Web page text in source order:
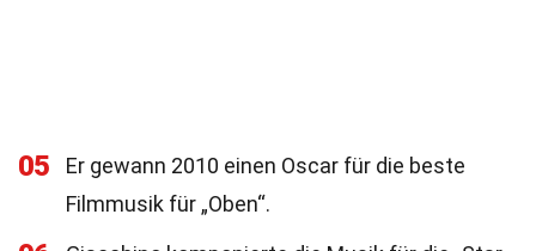
05
Er gewann 2010 einen Oscar für die beste
Filmmusik für „Oben“.